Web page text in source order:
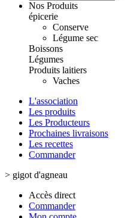
Nos Produits
épicerie
Conserve
Légume sec
Boissons
Légumes
Produits laitiers
Vaches
L'association
Les produits
Les Producteurs
Prochaines livraisons
Les recettes
Commander
> gigot d'agneau
Accès direct
Commander